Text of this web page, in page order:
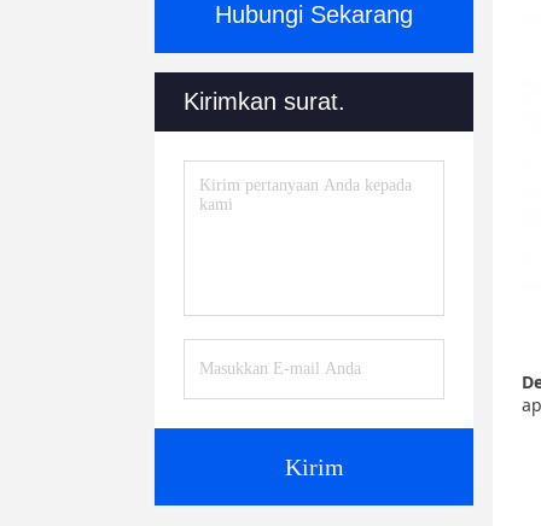
Hubungi Sekarang
Kirimkan surat.
Kirim